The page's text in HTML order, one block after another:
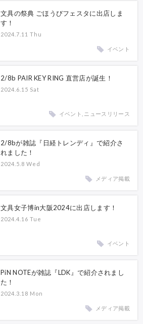
文具の祭典 ごほうびフェスタに出店しま
す！
2024.7.11 Thu
イベント
2/8b PAIR KEY RING 直営店が誕生！
2024.6.15 Sat
イベント, ニュースリリース
2/8bが雑誌『日経トレンディ』で紹介さ
れました！
2024.5.8 Wed
メディア掲載
文具女子博in大阪2024に出店します！
2024.4.16 Tue
イベント
PiN NOTEが雑誌『LDK』で紹介されまし
た！
2024.3.18 Mon
メディア掲載